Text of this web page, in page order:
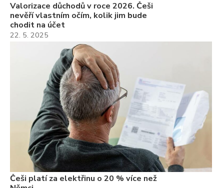
Valorizace důchodů v roce 2026. Češi
nevěří vlastním očím, kolik jim bude
chodit na účet
22. 5. 2025
Češi platí za elektřinu o 20 % více než